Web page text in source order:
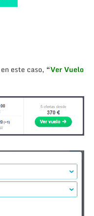
este caso, “Ver Vuelo